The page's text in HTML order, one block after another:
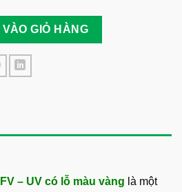
– UV Có Lỗ Màu Vàng số lượng
GIỎ HÀNG
– UV có lỗ màu vàng là một